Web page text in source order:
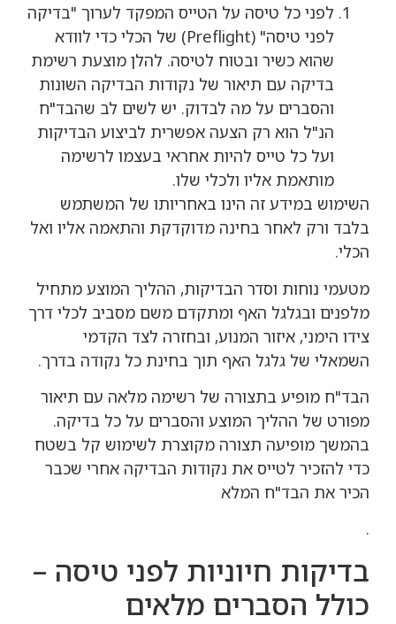
לפני כל טיסה על הטייס המפקד לערוך "בדיקה
לפני טיסה" (Preflight) של הכלי כדי לוודא
שהוא כשיר ובטוח לטיסה. להלן מוצעת רשימת
בדיקה עם תיאור של נקודות הבדיקה השונות
והסברים על מה לבדוק. יש לשים לב שהבד"ח
הנ"ל הוא רק הצעה אפשרית לביצוע הבדיקות
ועל כל טייס להיות אחראי בעצמו לרשימה
מותאמת אליו ולכלי שלו.
השימוש במידע זה הינו באחריותו של המשתמש
בלבד ורק לאחר בחינה מדוקדקת והתאמה אליו ואל
הכלי.
מטעמי נוחות וסדר הבדיקות, ההליך המוצע מתחיל
מלפנים ובגלגל האף ומתקדם משם מסביב לכלי דרך
צידו הימני, איזור המנוע, ובחזרה לצד הקדמי
השמאלי של גלגל האף תוך בחינת כל נקודה בדרך.
הבד"ח מופיע בתצורה של רשימה מלאה עם תיאור
מפורט של ההליך המוצע והסברים על כל בדיקה.
בהמשך מופיעה תצורה מקוצרת לשימוש קל בשטח
כדי להזכיר לטייס את נקודות הבדיקה אחרי שכבר
הכיר את הבד"ח המלא
.
בדיקות חיוניות לפני טיסה –
כולל הסברים מלאים